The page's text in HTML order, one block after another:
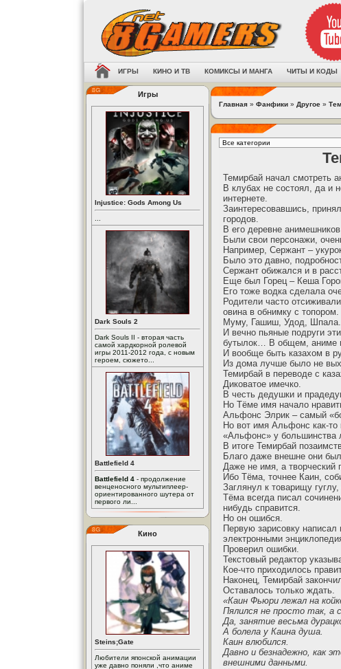
ИГРЫ КИНО И ТВ КОМИКСЫ И МАНГА ЧИТЫ И КОДЫ
Игры
Injustice: Gods Among Us
Dark Souls 2
Dark Souls II - вторая часть
самой хардкорной ролевой
игры 2011-2012 года, с новым
героем, сюжето...
Battlefield 4
Battlefield 4 - продолжение
венценосного мультиплеер-
ориентированного шутера от
первого ли...
Кино
Steins;Gate
Любители японской анимации
уже давно поняли ,что аниме
Главная » Фанфики » Другое »
Темирбай начал смотреть
В клубах не состоял, да и
интернете.
Заинтересовавшись,
городов.
В его деревне
Были свои персонажи,
Например, Сержант –
Было это давно,
Сержант обижался и в
Еще был Горец – Кеша
Его тоже водка сделала
Родители часто
овина в обнимку с топором.
Муму, Гашиш, Удод, Шпала.
И вечно пьяные подруги
бутылок… В общем, аниме
И вообще быть казахом в
Из дома лучше было не
Темирбай в переводе с
Диковатое имечко.
В честь дедушки и
Но Тёме имя начало
Альфонс Элрик – самый
Но вот имя Альфонс как-
«Альфонс» у большинства
В итоге Темирбай
Благо даже внешне они
Даже не имя, а творческий
Ибо Тёма, точнее Каин,
Заглянул к товарищу
Тёма всегда писал
нибудь справится.
Но он ошибся.
Первую зарисовку
электронными
Проверил ошибки.
Текстовый редактор
Кое-что приходилось
Наконец, Темирбай
Оставалось только ждать.
«Каин Фьюри лежал на
Пялился не просто так,
Да, занятие весьма
А болела у Каина душа.
Каин влюбился.
Давно и безнадежно, как
внешними данными.